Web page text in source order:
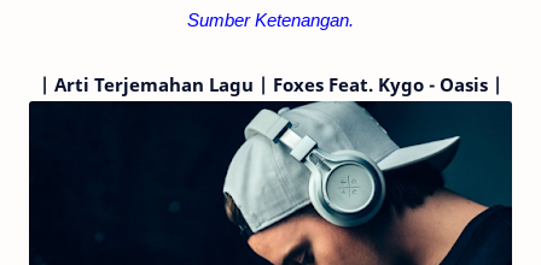
Sumber Ketenangan.
| Arti Terjemahan Lagu | Foxes Feat. Kygo - Oasis |